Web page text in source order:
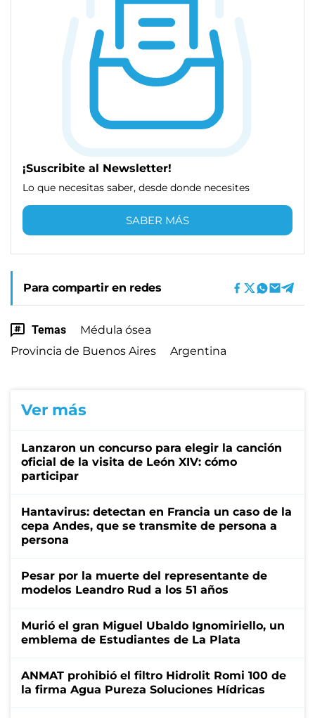
¡Suscribite al Newsletter!
Lo que necesitas saber, desde donde necesites
SABER MÁS
Para compartir en redes
Temas
Médula ósea
Provincia de Buenos Aires
Argentina
Ver más
Lanzaron un concurso para elegir la canción
oficial de la visita de León XIV: cómo
participar
Hantavirus: detectan en Francia un caso de la
cepa Andes, que se transmite de persona a
persona
Pesar por la muerte del representante de
modelos Leandro Rud a los 51 años
Murió el gran Miguel Ubaldo Ignomiriello, un
emblema de Estudiantes de La Plata
ANMAT prohibió el filtro Hidrolit Romi 100 de
la firma Agua Pureza Soluciones Hídricas